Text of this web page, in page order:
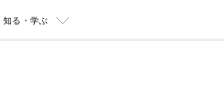
知る・学ぶ